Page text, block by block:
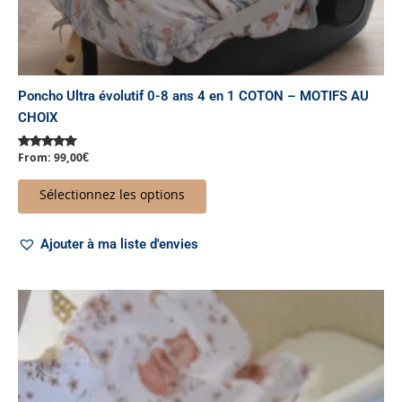
Poncho Ultra évolutif 0-8 ans 4 en 1 COTON – MOTIFS AU
CHOIX
Note
sur 5
From:99,00€
Sélectionnez les options
produit
Ajouter à ma liste d'envies
Ce
produit
a
plusieurs
variations.